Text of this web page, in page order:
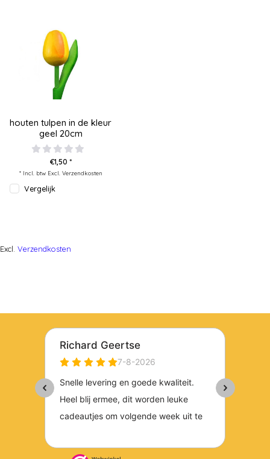
houten tulpen in de kleur
geel 20cm
€1,50 *
* Incl. btw Excl. Verzendkosten
Vergelijk
Excl. Verzendkosten